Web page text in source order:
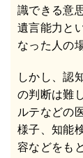
識できる意
遺言能力と
なった人の
しかし、認
の判断は難
ルテなどの
様子、知能
容などをも